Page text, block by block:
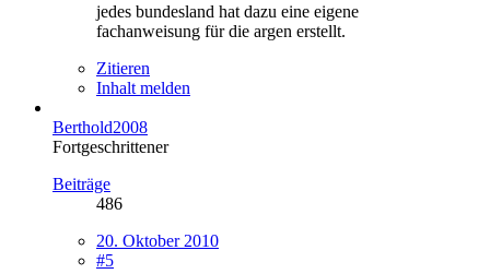
jedes bundesland hat dazu eine eigene
fachanweisung für die argen erstellt.
Zitieren
Inhalt melden
Berthold2008
Fortgeschrittener
Beiträge
486
20. Oktober 2010
#5